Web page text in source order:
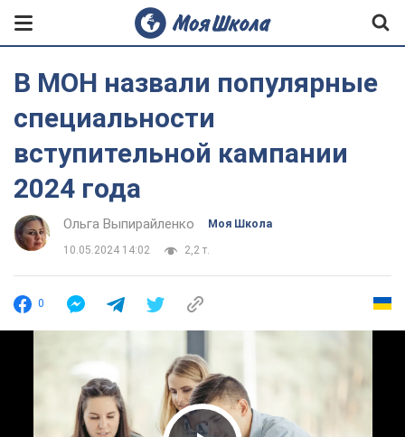
В МОН назвали популярные
специальности
вступительной кампании
2024 года
Ольга Выпирайленко Моя Школа
10.05.2024 14:02 2,2 т.
0